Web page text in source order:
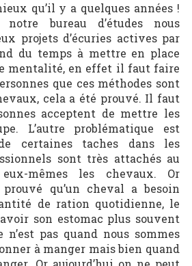
qu’il y a quelques années !
notre bureau d’études nous
projets d’écuries actives par
du temps à mettre en place
mentalité, en effet il faut faire
que ces méthodes sont
cela a été prouvé. Il faut
acceptent de mettre les
L’autre problématique est
certaines taches dans les
sont très attachés au
mêmes les chevaux. Or
qu’un cheval a besoin
de ration quotidienne, le
son estomac plus souvent
pas quand nous sommes
à manger mais bien quand